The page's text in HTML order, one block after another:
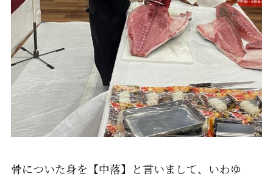
骨についた身を【中落】と言いまして、いわゆ